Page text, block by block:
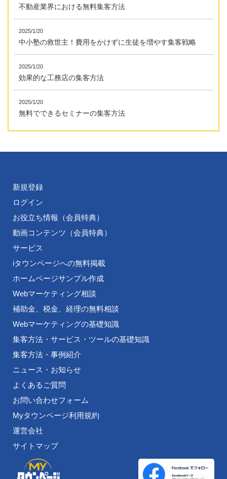
不動産業界における無料集客方法
2025/1/20
中小塾の救世主！費用をかけずに生徒を増やす集客戦略
2025/1/20
効果的な工務店の集客方法
2025/1/20
無料でできるセミナーの集客方法
新規登録
ログイン
お役立ち情報（会員特典）
動画コンテンツ（会員特典）
サービス
iタウンページへの無料掲載
ホームページサンプル作成
Webマーケティング相談
補助金、税金、経理の無料相談
Webマーケティングの基礎知識
集客方法・サービス・ツールの基礎知識
集客方法・事例紹介
ニュース・お知らせ
よくあるご質問
お問い合わせフォーム
Myタウンページ利用規約
運営会社
サイトマップ